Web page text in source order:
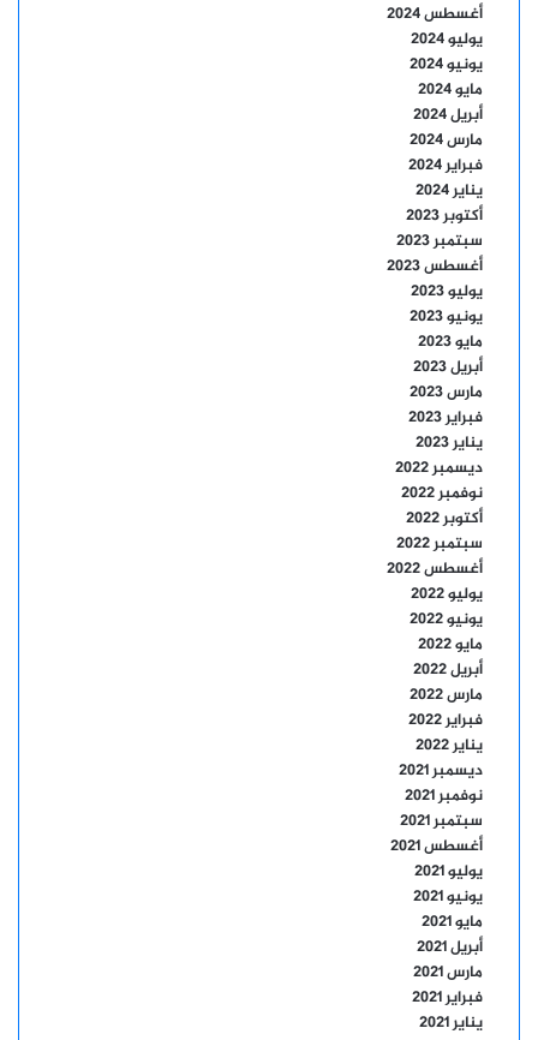
أغسطس 2024
يوليو 2024
يونيو 2024
مايو 2024
أبريل 2024
مارس 2024
فبراير 2024
يناير 2024
أكتوبر 2023
سبتمبر 2023
أغسطس 2023
يوليو 2023
يونيو 2023
مايو 2023
أبريل 2023
مارس 2023
فبراير 2023
يناير 2023
ديسمبر 2022
نوفمبر 2022
أكتوبر 2022
سبتمبر 2022
أغسطس 2022
يوليو 2022
يونيو 2022
مايو 2022
أبريل 2022
مارس 2022
فبراير 2022
يناير 2022
ديسمبر 2021
نوفمبر 2021
سبتمبر 2021
أغسطس 2021
يوليو 2021
يونيو 2021
مايو 2021
أبريل 2021
مارس 2021
فبراير 2021
يناير 2021